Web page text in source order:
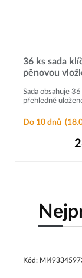
36 ks sada
pěnovou
Sada obsahuje
přehledně
Do 10 dnů
Kód: